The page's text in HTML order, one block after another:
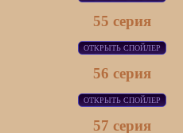
55 серия
56 серия
57 серия